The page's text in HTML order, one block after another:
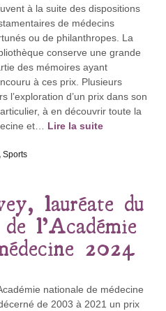
à la suite des dispositions
de médecins
ou de philanthropes. La
conserve une grande
des mémoires ayant
à ces prix. Plusieurs
l’exploration d’un prix dans son
à en découvrir toute la
et… Lire la suite
Sports
lauréate du
l’Académie
2024
nationale de médecine
de 2003 à 2021 un prix